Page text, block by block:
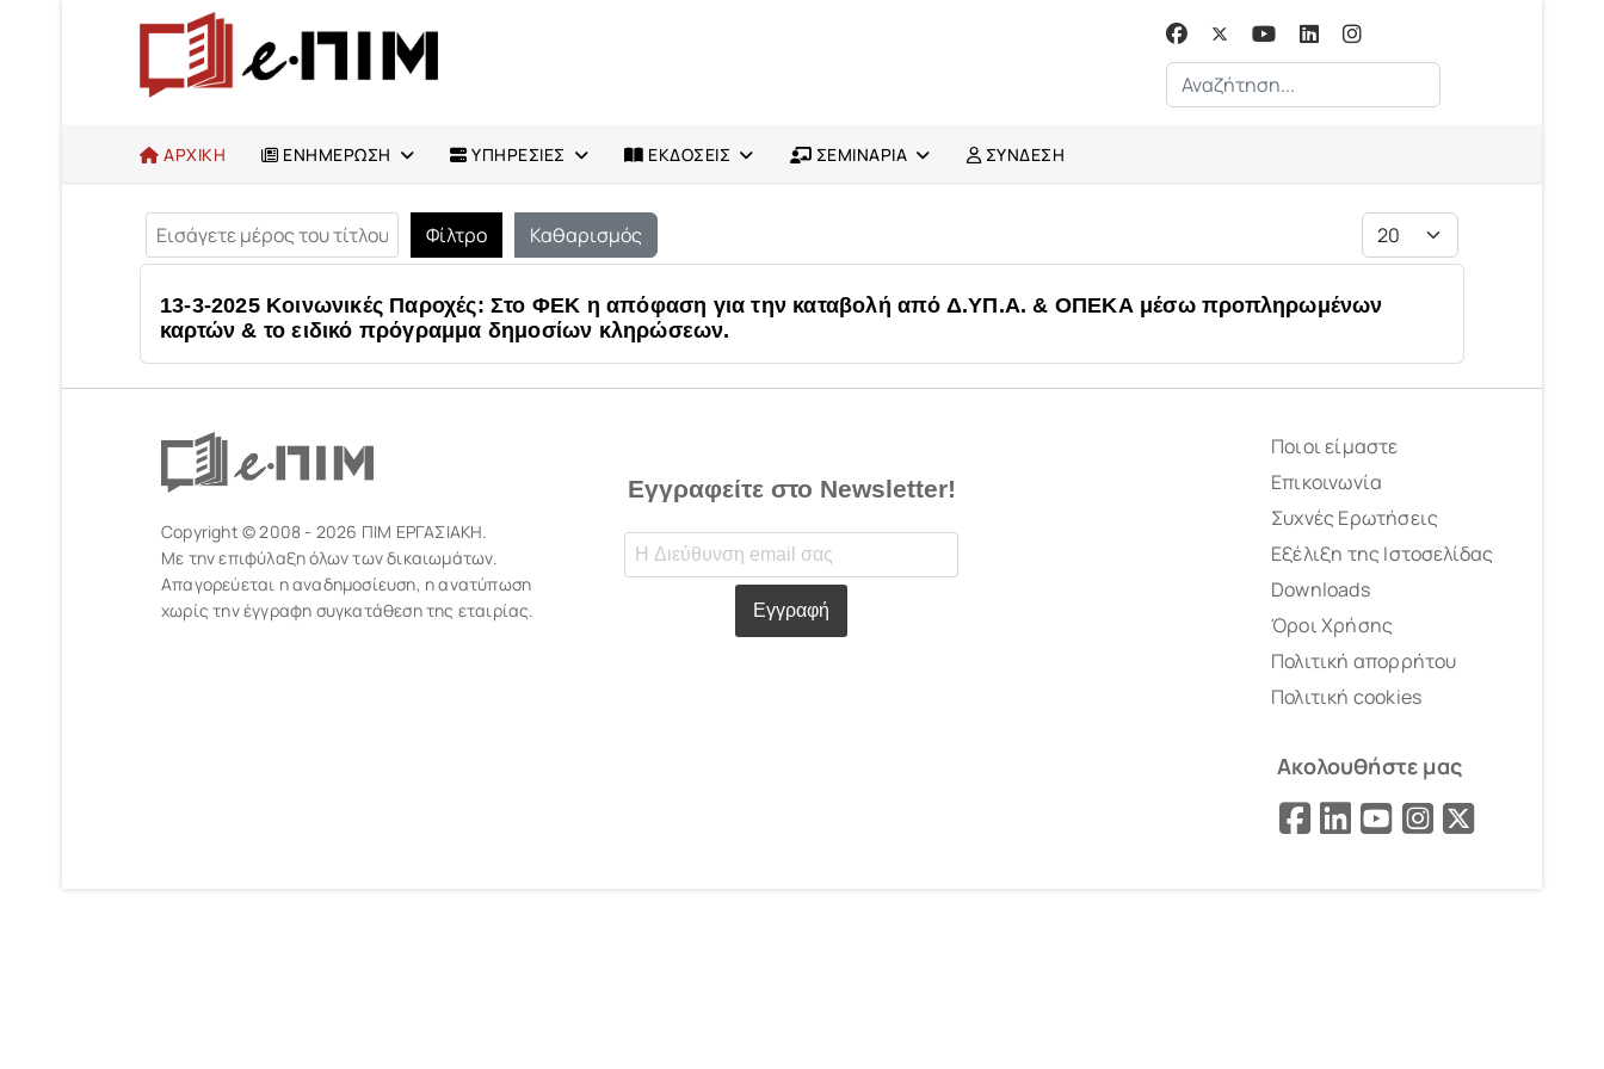
Αναζήτηση...
ΑΡΧΙΚΗ ΕΝΗΜΕΡΩΣΗ ΥΠΗΡΕΣΙΕΣ ΕΚΔΟΣΕΙΣ ΣΕΜΙΝΑΡΙΑ ΣΥΝΔΕΣΗ
Εισάγετε μέρος του τίτλου.
Φίλτρο Καθαρισμός
Εμφάνιση #
13-3-2025 Κοινωνικές Παροχές: Στο ΦΕΚ η απόφαση για την καταβολή από Δ.ΥΠ.Α. & ΟΠΕΚΑ μέσω προπληρωμένων
καρτών & το ειδικό πρόγραμμα δημοσίων κληρώσεων.
Copyright © 2008 - 2026 ΠΙΜ ΕΡΓΑΣΙΑΚΗ.
Με την επιφύλαξη όλων των δικαιωμάτων.
Απαγορεύεται η αναδημοσίευση, η ανατύπωση
χωρίς την έγγραφη συγκατάθεση της εταιρίας.
Εγγραφείτε στο Newsletter!
Εγγραφή
Ποιοι είμαστε
Επικοινωνία
Συχνές Ερωτήσεις
Εξέλιξη της Ιστοσελίδας
Downloads
Όροι Χρήσης
Πολιτική απορρήτου
Πολιτική cookies
Ακολουθήστε μας
Facebook
LinkedIn
YouTube
Instagram
X